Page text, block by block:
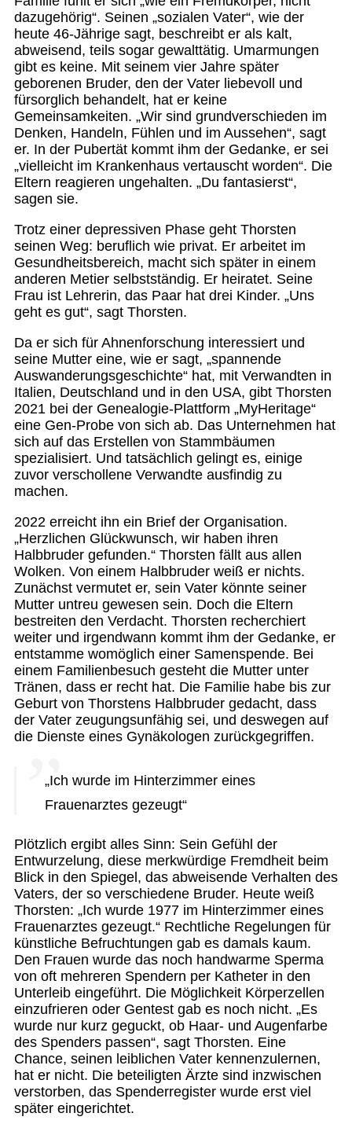
dazugehörig“. Seinen „sozialen Vater“, wie der
heute 46-Jährige sagt, beschreibt er als kalt,
abweisend, teils sogar gewalttätig. Umarmungen
gibt es keine. Mit seinem vier Jahre später
geborenen Bruder, den der Vater liebevoll und
fürsorglich behandelt, hat er keine
Gemeinsamkeiten. „Wir sind grundverschieden im
Denken, Handeln, Fühlen und im Aussehen“, sagt
er. In der Pubertät kommt ihm der Gedanke, er sei
„vielleicht im Krankenhaus vertauscht worden“. Die
Eltern reagieren ungehalten. „Du fantasierst“,
sagen sie.
Trotz einer depressiven Phase geht Thorsten
seinen Weg: beruflich wie privat. Er arbeitet im
Gesundheitsbereich, macht sich später in einem
anderen Metier selbstständig. Er heiratet. Seine
Frau ist Lehrerin, das Paar hat drei Kinder. „Uns
geht es gut“, sagt Thorsten.
Da er sich für Ahnenforschung interessiert und
seine Mutter eine, wie er sagt, „spannende
Auswanderungsgeschichte“ hat, mit Verwandten in
Italien, Deutschland und in den USA, gibt Thorsten
2021 bei der Genealogie-Plattform „MyHeritage“
eine Gen-Probe von sich ab. Das Unternehmen hat
sich auf das Erstellen von Stammbäumen
spezialisiert. Und tatsächlich gelingt es, einige
zuvor verschollene Verwandte ausfindig zu
machen.
2022 erreicht ihn ein Brief der Organisation.
„Herzlichen Glückwunsch, wir haben ihren
Halbbruder gefunden.“ Thorsten fällt aus allen
Wolken. Von einem Halbbruder weiß er nichts.
Zunächst vermutet er, sein Vater könnte seiner
Mutter untreu gewesen sein. Doch die Eltern
bestreiten den Verdacht. Thorsten recherchiert
weiter und irgendwann kommt ihm der Gedanke, er
entstamme womöglich einer Samenspende. Bei
einem Familienbesuch gesteht die Mutter unter
Tränen, dass er recht hat. Die Familie habe bis zur
Geburt von Thorstens Halbbruder gedacht, dass
der Vater zeugungsunfähig sei, und deswegen auf
die Dienste eines Gynäkologen zurückgegriffen.
„Ich wurde im Hinterzimmer eines
Frauenarztes gezeugt“
Plötzlich ergibt alles Sinn: Sein Gefühl der
Entwurzelung, diese merkwürdige Fremdheit beim
Blick in den Spiegel, das abweisende Verhalten des
Vaters, der so verschiedene Bruder. Heute weiß
Thorsten: „Ich wurde 1977 im Hinterzimmer eines
Frauenarztes gezeugt.“ Rechtliche Regelungen für
künstliche Befruchtungen gab es damals kaum.
Den Frauen wurde das noch handwarme Sperma
von oft mehreren Spendern per Katheter in den
Unterleib eingeführt. Die Möglichkeit Körperzellen
einzufrieren oder Gentest gab es noch nicht. „Es
wurde nur kurz geguckt, ob Haar- und Augenfarbe
des Spenders passen“, sagt Thorsten. Eine
Chance, seinen leiblichen Vater kennenzulernen,
hat er nicht. Die beteiligten Ärzte sind inzwischen
verstorben, das Spenderregister wurde erst viel
später eingerichtet.